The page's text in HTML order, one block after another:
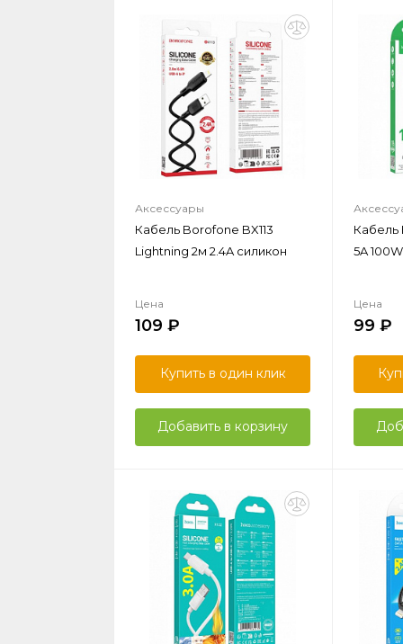
Аксессуары
Кабель Borofone BX113
Lightning 2м 2.4A силикон
Цена
109
Купить в один клик
Добавить в корзину
Кабель
5A 100W
Цена
99